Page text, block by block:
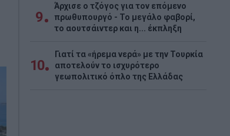
9
Άρχισε ο τζόγος για τον επόμενο
πρωθυπουργό - Το μεγάλο φαβορί,
το αουτσάιντερ και η... έκπληξη
10
Γιατί τα «ήρεμα νερά» με την Τουρκία
αποτελούν το ισχυρότερο
γεωπολιτικό όπλο της Ελλάδας